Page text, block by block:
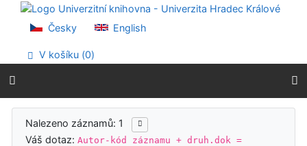
Přejít na obsah
Přejít na menu
Prohlášení o webové přístupnosti
Česky English
V košíku (0)
Výsledky vyhledávání
Nalezeno záznamů: 1
Váš dotaz:Autor-kód záznamu + druh.dok =